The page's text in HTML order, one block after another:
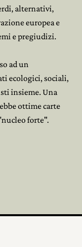
alternativi,
europea e
e pregiudizi.
ad un
ecologici, sociali,
insieme. Una
ottime carte
forte".